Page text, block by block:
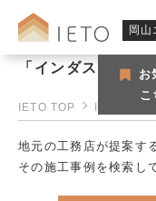
岡山
お
こ
「インダストリア
IETO TOP
地元の工務店が提案す
その施工事例を検索し